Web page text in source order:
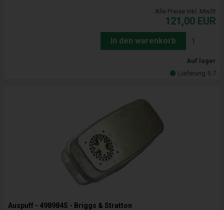
Alle Preise inkl. MwSt
121,00 EUR
In den warenkorb
Auf lager
Lieferung 5-7
Auspuff - 498984S - Briggs & Stratton